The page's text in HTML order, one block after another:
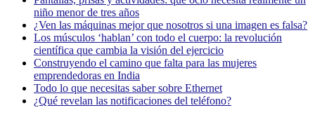
niño menor de tres años
¿Ven las máquinas mejor que nosotros si una imagen es falsa?
Los músculos ‘hablan’ con todo el cuerpo: la revolución
científica que cambia la visión del ejercicio
Construyendo el camino que falta para las mujeres
emprendedoras en India
Todo lo que necesitas saber sobre Ethernet
¿Qué revelan las notificaciones del teléfono?